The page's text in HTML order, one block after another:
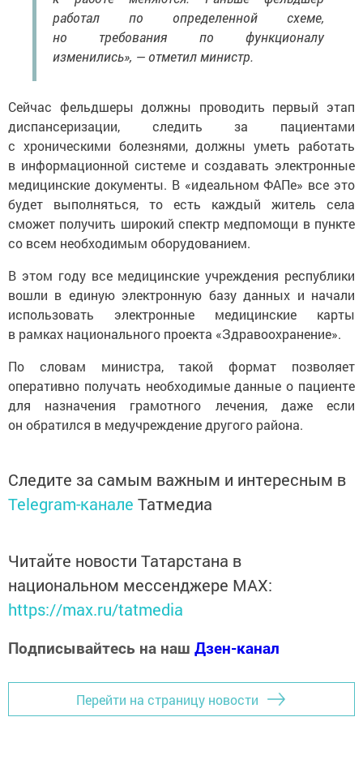
работал по определенной схеме,
но требования по функционалу
изменились», — отметил министр.
Сейчас фельдшеры должны проводить первый этап
диспансеризации, следить за пациентами
с хроническими болезнями, должны уметь работать
в информационной системе и создавать электронные
медицинские документы. В «идеальном ФАПе» все это
будет выполняться, то есть каждый житель села
сможет получить широкий спектр медпомощи в пункте
со всем необходимым оборудованием.
В этом году все медицинские учреждения республики
вошли в единую электронную базу данных и начали
использовать электронные медицинские карты
в рамках национального проекта «Здравоохранение».
По словам министра, такой формат позволяет
оперативно получать необходимые данные о пациенте
для назначения грамотного лечения, даже если
он обратился в медучреждение другого района.
Следите за самым важным и интересным в
Telegram-канале Татмедиа
Читайте новости Татарстана в
национальном мессенджере MАХ:
https://max.ru/tatmedia
Подписывайтесь на наш Дзен-канал
Перейти на страницу новости